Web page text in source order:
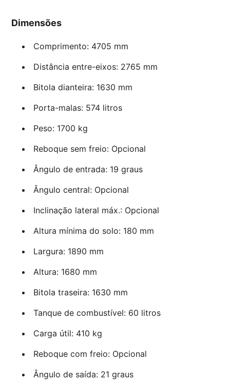
Dimensões
Comprimento: 4705 mm
Distância entre-eixos: 2765 mm
Bitola dianteira: 1630 mm
Porta-malas: 574 litros
Peso: 1700 kg
Reboque sem freio: Opcional
Ângulo de entrada: 19 graus
Ângulo central: Opcional
Inclinação lateral máx.: Opcional
Altura mínima do solo: 180 mm
Largura: 1890 mm
Altura: 1680 mm
Bitola traseira: 1630 mm
Tanque de combustível: 60 litros
Carga útil: 410 kg
Reboque com freio: Opcional
Ângulo de saída: 21 graus